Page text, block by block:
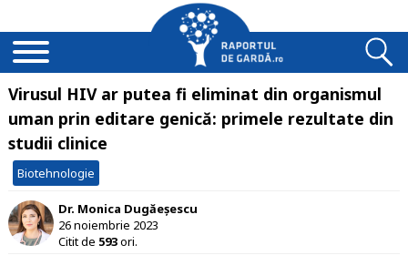
Virusul HIV ar putea fi eliminat din organismul
uman prin editare genică: primele rezultate din
studii clinice
Biotehnologie
Dr. Monica Dugăeșescu
26 noiembrie 2023
Citit de 593ori.